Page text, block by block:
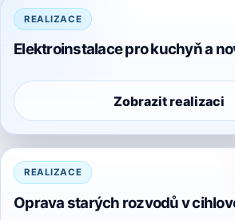
REALIZACE
Elektroinstalace pro kuchyň a
Zobrazit realizaci
REALIZACE
Oprava starých rozvodů v